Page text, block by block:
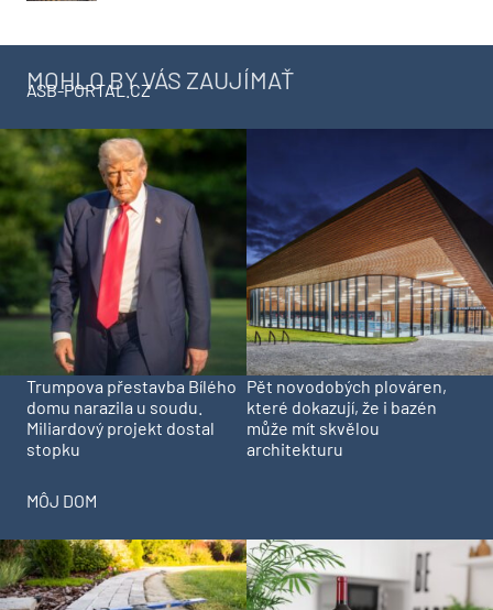
MOHLO BY VÁS ZAUJÍMAŤ
ASB-PORTAL.CZ
Trumpova přestavba Bílého
domu narazila u soudu.
Miliardový projekt dostal
stopku
Pět novodobých plováren,
které dokazují, že i bazén
může mít skvělou
architekturu
MÔJ DOM